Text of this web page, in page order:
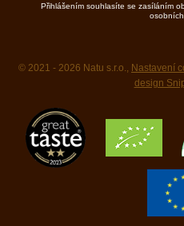
Přihlášením souhlasíte se zasíláním
osobních
© 2021 - 2026 Natu s.r.o., Nastavení
design